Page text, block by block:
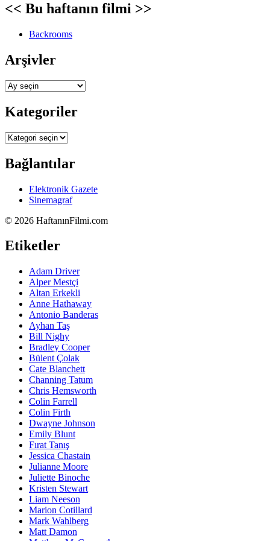
<< Bu haftanın filmi >>
Backrooms
Arşivler
Arşivler
Kategoriler
Kategoriler
Bağlantılar
Elektronik Gazete
Sinemagraf
© 2026 HaftanınFilmi.com
Etiketler
Adam Driver
Alper Mestçi
Altan Erkekli
Anne Hathaway
Antonio Banderas
Ayhan Taş
Bill Nighy
Bradley Cooper
Bülent Çolak
Cate Blanchett
Channing Tatum
Chris Hemsworth
Colin Farrell
Colin Firth
Dwayne Johnson
Emily Blunt
Fırat Tanış
Jessica Chastain
Julianne Moore
Juliette Binoche
Kristen Stewart
Liam Neeson
Marion Cotillard
Mark Wahlberg
Matt Damon